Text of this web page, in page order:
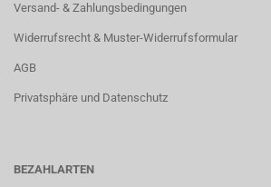
Versand- & Zahlungsbedingungen
Widerrufsrecht & Muster-Widerrufsformular
AGB
Privatsphäre und Datenschutz
BEZAHLARTEN